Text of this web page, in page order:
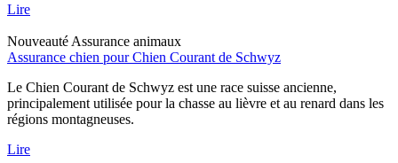
Lire
Nouveauté Assurance animaux
Assurance chien pour Chien Courant de Schwyz
Le Chien Courant de Schwyz est une race suisse ancienne,
principalement utilisée pour la chasse au lièvre et au renard dans les
régions montagneuses.
Lire